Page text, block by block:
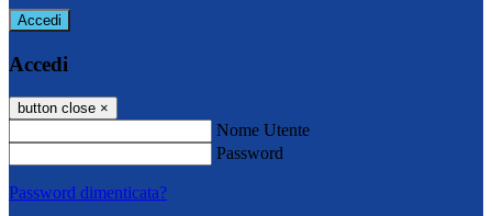
Accedi
Accedi
button close ×
Nome Utente
Password
Password dimenticata?